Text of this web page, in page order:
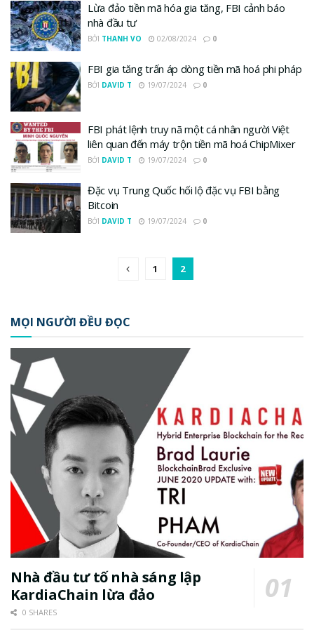
Lừa đảo tiền mã hóa gia tăng, FBI cảnh báo
nhà đầu tư
BỞI THANH VO 02/08/2024 0
FBI gia tăng trấn áp dòng tiền mã hoá phi pháp
BỞI DAVID T 19/07/2024 0
FBI phát lệnh truy nã một cá nhân người Việt
liên quan đến máy trộn tiền mã hoá ChipMixer
BỞI DAVID T 19/07/2024 0
Đặc vụ Trung Quốc hối lộ đặc vụ FBI bằng
Bitcoin
BỞI DAVID T 19/07/2024 0
1 2
MỌI NGƯỜI ĐỀU ĐỌC
Nhà đầu tư tố nhà sáng lập
KardiaChain lừa đảo
0 SHARES